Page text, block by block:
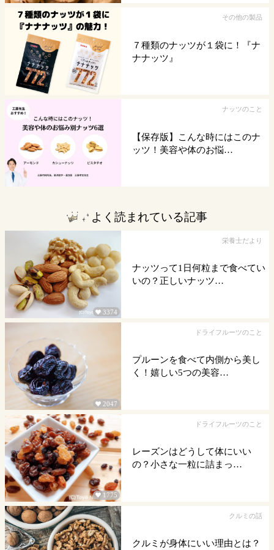
その他の製品
７種類のナッツが１袋に！『ナ
ナナッツ』
ナッツのこと
【保存版】こんな時にはこのナ
ッツ！美容や体のお悩…
よく読まれている記事
 3374
栄養士だより
ナッツって1日何粒まで食べてい
いの？正しいナッツ…
 2047
ドライフルーツのこと
プルーンを食べて内側から美し
く！嬉しい5つの美容…
 1775
ドライフルーツのこと
レーズンはどうして体にいい
の？小さな一粒に詰まっ…
クルミの話
クルミが身体にいい理由とは？